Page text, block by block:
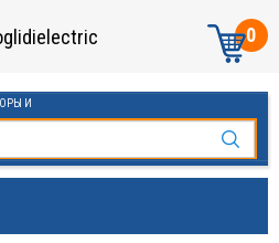
0
И